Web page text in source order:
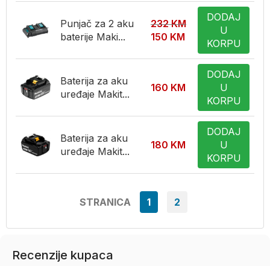
Punjač za 2 aku
baterije Maki...
232KM
150 KM
DODAJ
U
KORPU
Baterija za aku
uređaje Makit...
160 KM
DODAJ
U
KORPU
Baterija za aku
uređaje Makit...
180 KM
DODAJ
U
KORPU
STRANICA 1 2
Recenzije kupaca